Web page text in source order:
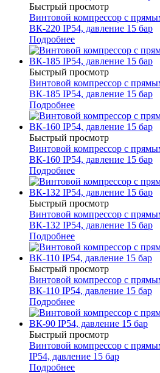
Быстрый просмотр
Винтовой компрессор с
ВК-220 IP54, давление 15 бар
Подробнее
Быстрый просмотр
Винтовой компрессор с
ВК-185 IP54, давление 15 бар
Подробнее
Быстрый просмотр
Винтовой компрессор с
ВК-160 IP54, давление 15 бар
Подробнее
Быстрый просмотр
Винтовой компрессор с
ВК-132 IP54, давление 15 бар
Подробнее
Быстрый просмотр
Винтовой компрессор с
ВК-110 IP54, давление 15 бар
Подробнее
Быстрый просмотр
Винтовой компрессор с
IP54, давление 15 бар
Подробнее